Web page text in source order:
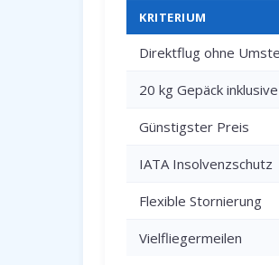
KRITERIUM
Direktflug ohne
20 kg Gepäck inklusive
Günstigster Preis
IATA Insolvenzschutz
Flexible Stornierung
Vielfliegermeilen